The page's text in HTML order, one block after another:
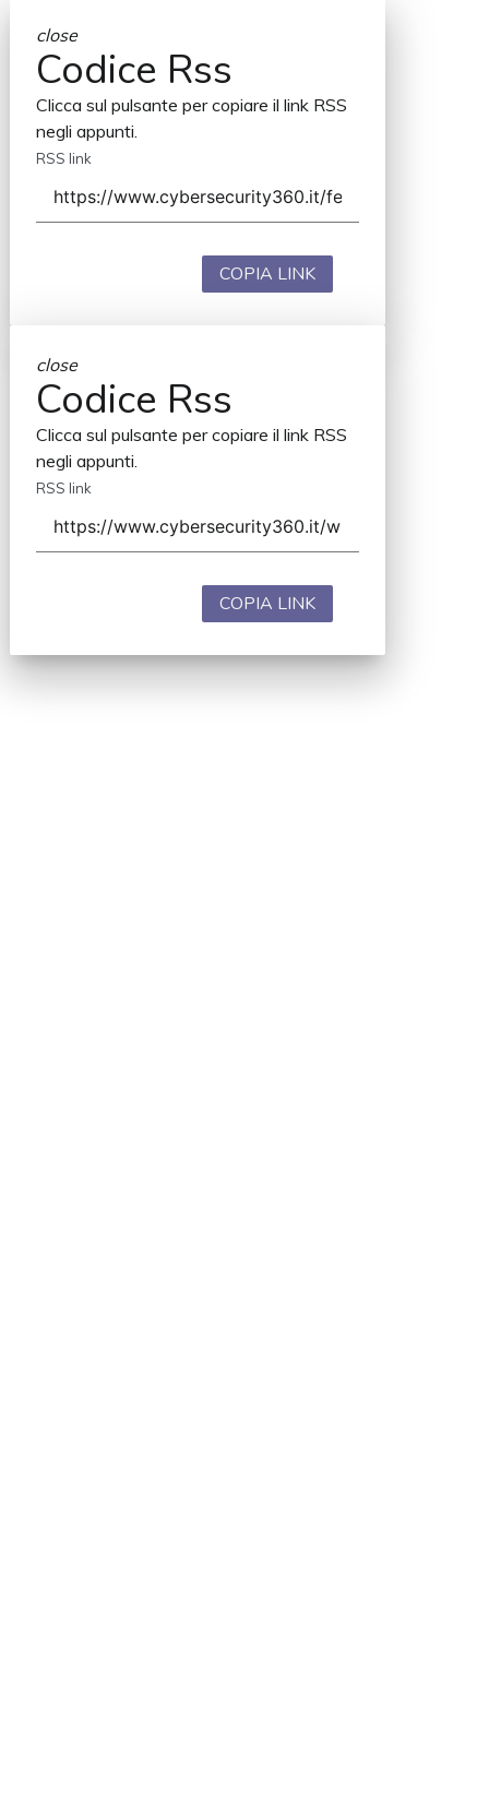
close
Codice Rss
Clicca sul pulsante per copiare il link RSS
negli appunti.
RSS link
COPIA LINK
close
Codice Rss
Clicca sul pulsante per copiare il link RSS
negli appunti.
RSS link
COPIA LINK